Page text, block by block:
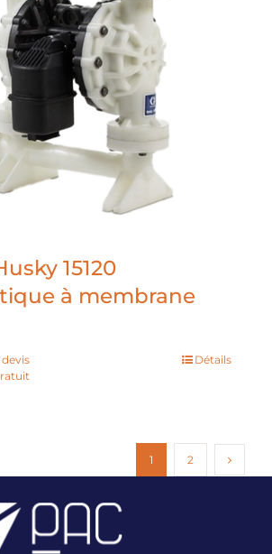
15120
à membrane
Détails
1 2